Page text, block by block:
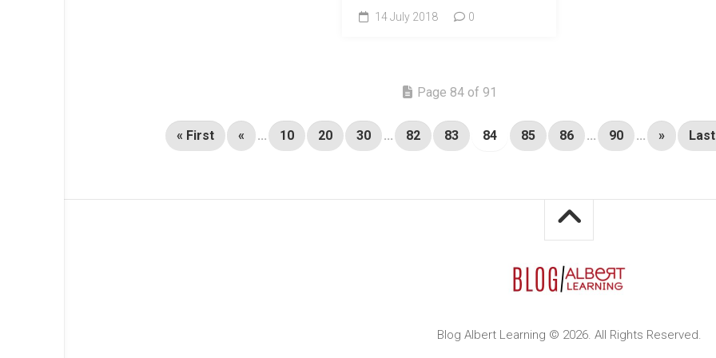
14 July 2018 0
Page 84 of 91
« First « ... 10 20 30 ... 82 83 84 85 86 ... 90 ... »
Blog Albert Learning © 2026. All Rights Reserved.